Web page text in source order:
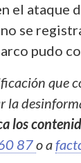
el ataque
se
pudo
que
los
87o a